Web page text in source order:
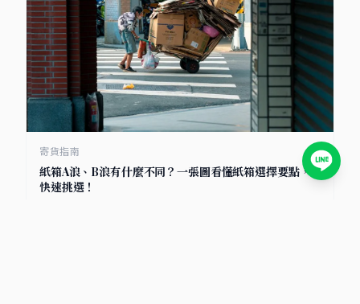
寄貨指南
紙箱A浪、B浪有什麼不同？一張圖看懂紙箱選擇要點，
快速挑選！